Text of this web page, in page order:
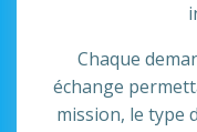
Chaque
échange
mission, le type